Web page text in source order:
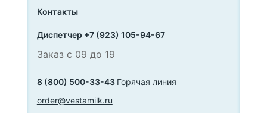
Контакты
Диспетчер +7 (923) 105-94-67
Заказ с 09 до 19
8 (800) 500-33-43 Горячая линия
order@vestamilk.ru